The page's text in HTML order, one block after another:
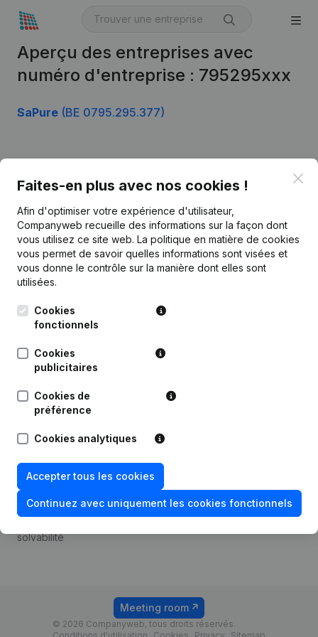
Aperçu des entreprises avec
numéro d'entreprise : 795295xxx
SaPure (BE 0795.295.377)
Faites-en plus avec nos cookies !
Afin d'optimiser votre expérience d'utilisateur,
Companyweb recueille des informations sur la façon dont
vous utilisez ce site web. La politique en matière de cookies
vous permet de savoir quelles informations sont visées et
vous donne le contrôle sur la manière dont elles sont
utilisées.
Cookies
fonctionnels
Cookies
publicitaires
Cookies de
préférence
Cookies analytiques
Accepter tous les cookies
Continuez avec uniquement les cookies fonctionnels
Français
Kantorenpark Everest
Leuvensesteenweg
1800 Vilvoorde
Informations d’entreprise
Monitoring
Recherche internationale
Prospection
Compliance et prévention
de la fraude
Consulter des comptes
Recherche de numéro de
TVA
solvabilité
Tarifs
© 2026 Companyweb, tous droits réservés.
Meeting room